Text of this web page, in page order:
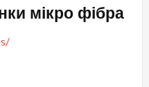
мікро фібра